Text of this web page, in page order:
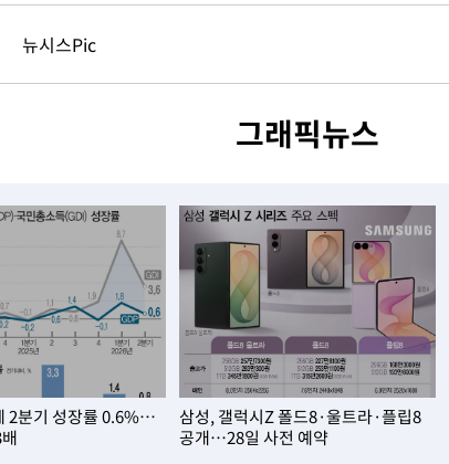
신 '벤치 시작'
로 승리…정청래
47.82%·김민석
승리…50.30%
사"
10년 차에 첫 정
이 '소동'
0 승리(종합)
0개
는 특급대우'
시설 '온도차'
뉴시스Pic
그래픽뉴스
2분기 성장률 0.6%…
삼성, 갤럭시Z 폴드8·울트라·플립8
공개…28일 사전 예약